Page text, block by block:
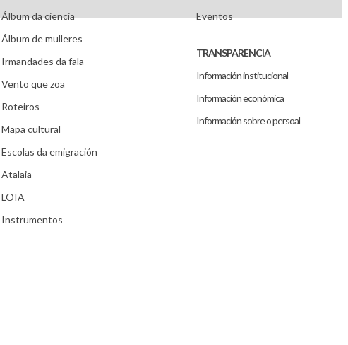
Álbum da ciencia
Álbum de mulleres
Irmandades da fala
Vento que zoa
Roteiros
Mapa cultural
Escolas da emigración
Atalaia
LOIA
Instrumentos
Eventos
TRANSPARENCIA
Información institucional
Información económica
Información sobre o persoal